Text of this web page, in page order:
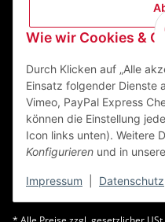
Wie wir Cookies &
Durch Klicken auf „Alle
Einsatz folgender Dienste
Vimeo, PayPal Express
können die Einstellung
Icon links unten). Weitere
Konfigurieren und in
Impressum Datenschutz
ZEGO
63741 Aschaffenburg
Mail:info@zego-tvz.de
Tel.:06021 59092-0